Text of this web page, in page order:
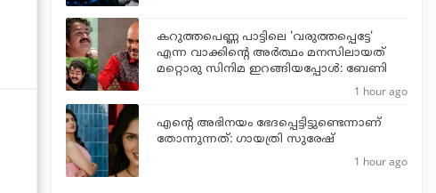
കറുത്തപെണ്ണ പാട്ടിലെ 'വരുത്തപ്പെട്ടേ'
എന്ന വാക്കിന്റെ അർത്ഥം മനസിലായത്
മറ്റൊരു സിനിമ ഇറങ്ങിയപ്പോൾ: ബേണി
1 hour ago
എന്റെ അഭിനയം ഭേദപ്പെട്ടിട്ടുണ്ടെന്നാണ്
തോന്നുന്നത്: ഗായത്രി സുരേഷ്
1 hour ago